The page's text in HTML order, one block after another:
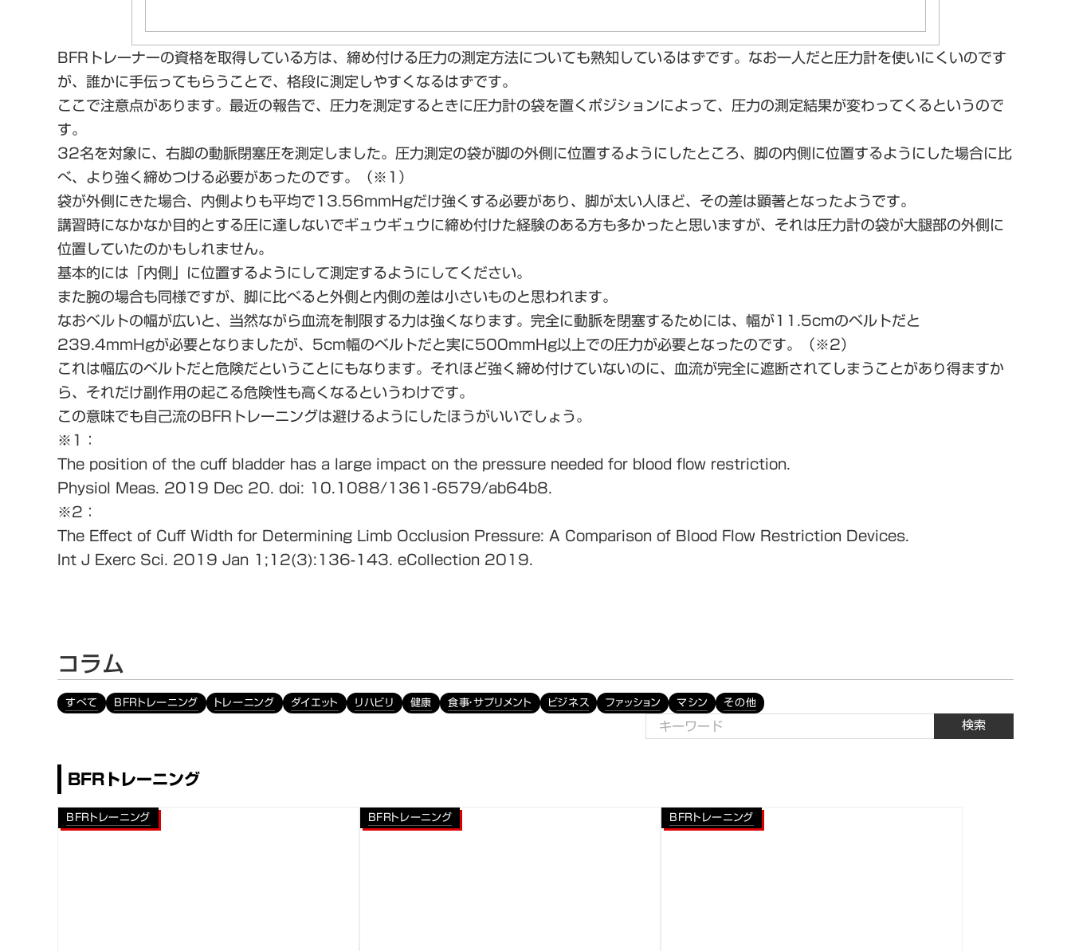
BFRトレーナーの資格を取得している方は、締め付ける圧力の測定方法についても熟知しているはずです。なお一人だと圧力計を使いにくいのです
が、誰かに手伝ってもらうことで、格段に測定しやすくなるはずです。
ここで注意点があります。最近の報告で、圧力を測定するときに圧力計の袋を置くポジションによって、圧力の測定結果が変わってくるというので
す。
32名を対象に、右脚の動脈閉塞圧を測定しました。圧力測定の袋が脚の外側に位置するようにしたところ、脚の内側に位置するようにした場合に比
べ、より強く締めつける必要があったのです。（※1）
袋が外側にきた場合、内側よりも平均で13.56mmHgだけ強くする必要があり、脚が太い人ほど、その差は顕著となったようです。
講習時になかなか目的とする圧に達しないでギュウギュウに締め付けた経験のある方も多かったと思いますが、それは圧力計の袋が大腿部の外側に
位置していたのかもしれません。
基本的には「内側」に位置するようにして測定するようにしてください。
また腕の場合も同様ですが、脚に比べると外側と内側の差は小さいものと思われます。
なおベルトの幅が広いと、当然ながら血流を制限する力は強くなります。完全に動脈を閉塞するためには、幅が11.5cmのベルトだと
239.4mmHgが必要となりましたが、5cm幅のベルトだと実に500mmHg以上での圧力が必要となったのです。（※2）
これは幅広のベルトだと危険だということにもなります。それほど強く締め付けていないのに、血流が完全に遮断されてしまうことがあり得ますか
ら、それだけ副作用の起こる危険性も高くなるというわけです。
この意味でも自己流のBFRトレーニングは避けるようにしたほうがいいでしょう。
※1：
The position of the cuff bladder has a large impact on the pressure needed for blood flow restriction.
Physiol Meas. 2019 Dec 20. doi: 10.1088/1361-6579/ab64b8.
※2：
The Effect of Cuff Width for Determining Limb Occlusion Pressure: A Comparison of Blood Flow Restriction Devices.
Int J Exerc Sci. 2019 Jan 1;12(3):136-143. eCollection 2019.
コラム
すべて BFRトレーニング トレーニング ダイエット リハビリ 健康 食事・サプリメント ビジネス ファッション マシン その他
検索
BFRトレーニング
BFRトレーニング BFRトレーニング BFRトレーニング